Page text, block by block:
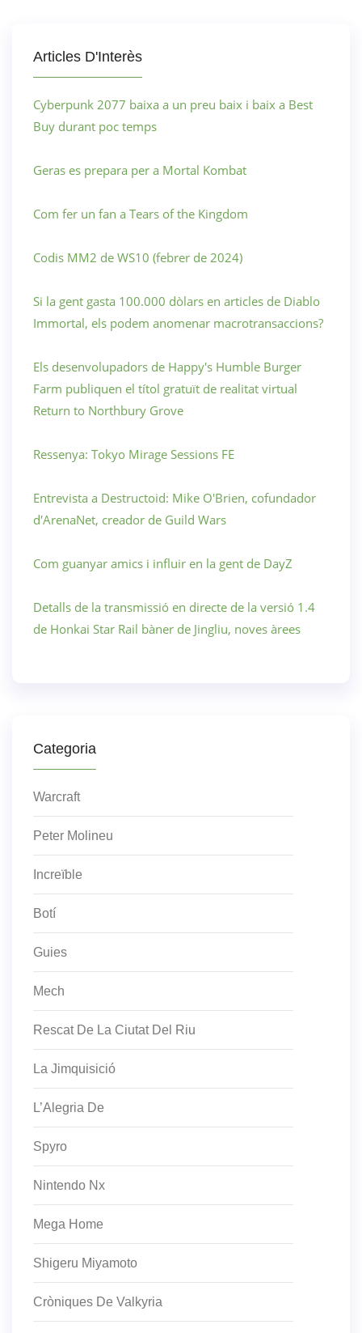
Articles D'Interès
Cyberpunk 2077 baixa a un preu baix i baix a Best
Buy durant poc temps
Geras es prepara per a Mortal Kombat
Com fer un fan a Tears of the Kingdom
Codis MM2 de WS10 (febrer de 2024)
Si la gent gasta 100.000 dòlars en articles de Diablo
Immortal, els podem anomenar macrotransaccions?
Els desenvolupadors de Happy's Humble Burger
Farm publiquen el títol gratuït de realitat virtual
Return to Northbury Grove
Ressenya: Tokyo Mirage Sessions FE
Entrevista a Destructoid: Mike O'Brien, cofundador
d'ArenaNet, creador de Guild Wars
Com guanyar amics i influir en la gent de DayZ
Detalls de la transmissió en directe de la versió 1.4
de Honkai Star Rail bàner de Jingliu, noves àrees
Categoria
Warcraft
Peter Molineu
Increïble
Botí
Guies
Mech
Rescat De La Ciutat Del Riu
La Jimquisició
L’Alegria De
Spyro
Nintendo Nx
Mega Home
Shigeru Miyamoto
Cròniques De Valkyria